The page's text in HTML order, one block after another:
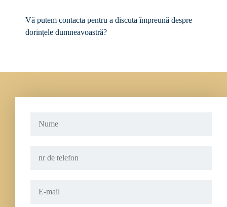
Vă putem contacta pentru a discuta împreună despre
dorințele dumneavoastră?